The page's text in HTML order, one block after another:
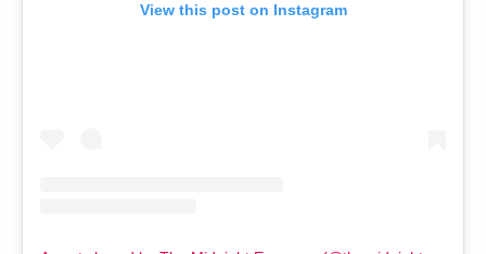
View this post on Instagram